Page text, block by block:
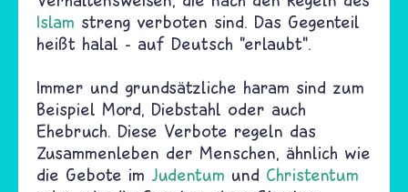
Islam streng verboten sind. Das Gegenteil
heißt halal - auf Deutsch "erlaubt".
Immer und grundsätzliche haram sind zum
Beispiel Mord, Diebstahl oder auch
Ehebruch. Diese Verbote regeln das
Zusammenleben der Menschen, ähnlich wie
die Gebote im Judentum und Christentum